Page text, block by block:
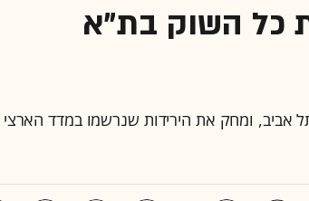
כל השוק בת"א
אביב, ומחק את הירידות שנרשמו במדד הארצי